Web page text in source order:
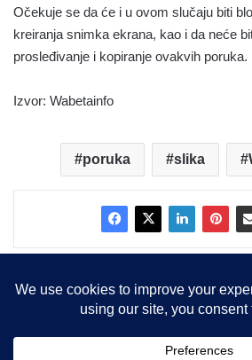
Očekuje se da će i u ovom slučaju biti
kreiranja snimka ekrana, kao i da neće
prosleđivanje i kopiranje ovakvih poruka.
Izvor: Wabetainfo
poruka slika
Copyright © 2015-2025, Sva prava
Facebook
X